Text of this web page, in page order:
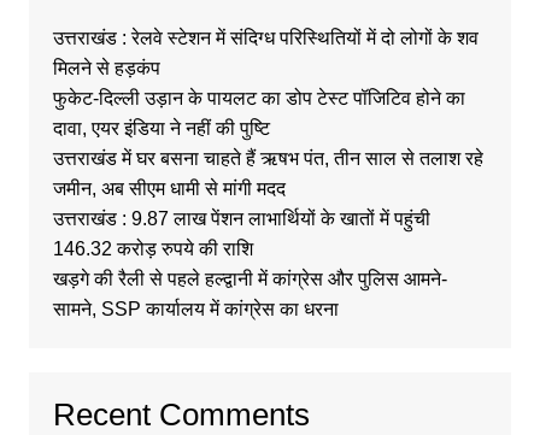
उत्तराखंड : रेलवे स्टेशन में संदिग्ध परिस्थितियों में दो लोगों के शव
मिलने से हड़कंप
फुकेट-दिल्ली उड़ान के पायलट का डोप टेस्ट पॉजिटिव होने का
दावा, एयर इंडिया ने नहीं की पुष्टि
उत्तराखंड में घर बसना चाहते हैं ऋषभ पंत, तीन साल से तलाश रहे
जमीन, अब सीएम धामी से मांगी मदद
उत्तराखंड : 9.87 लाख पेंशन लाभार्थियों के खातों में पहुंची
146.32 करोड़ रुपये की राशि
खड़गे की रैली से पहले हल्द्वानी में कांग्रेस और पुलिस आमने-
सामने, SSP कार्यालय में कांग्रेस का धरना
Recent Comments